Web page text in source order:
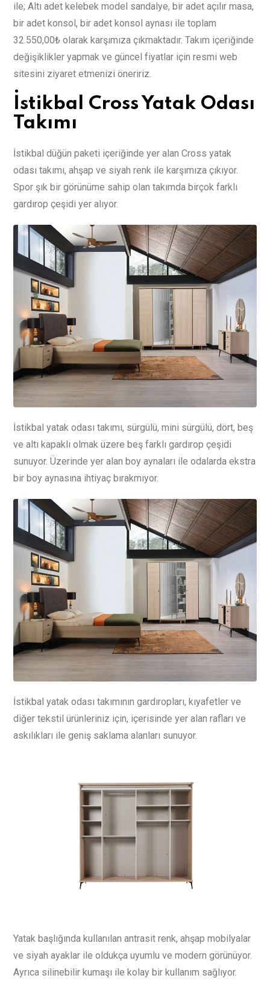
ile; Altı adet kelebek model sandalye, bir adet açılır masa,
bir adet konsol, bir adet konsol aynası ile toplam
32.550,00₺ olarak karşımıza çıkmaktadır. Takım içeriğinde
değişiklikler yapmak ve güncel fiyatlar için resmi web
sitesini ziyaret etmenizi öneririz.
İstikbal Cross Yatak Odası
Takımı
İstikbal düğün paketi içeriğinde yer alan Cross yatak
odası takımı, ahşap ve siyah renk ile karşımıza çıkıyor.
Spor şık bir görünüme sahip olan takımda birçok farklı
gardırop çeşidi yer alıyor.
İstikbal yatak odası takımı, sürgülü, mini sürgülü, dört, beş
ve altı kapaklı olmak üzere beş farklı gardırop çeşidi
sunuyor. Üzerinde yer alan boy aynaları ile odalarda ekstra
bir boy aynasına ihtiyaç bırakmıyor.
İstikbal yatak odası takımının gardıropları, kıyafetler ve
diğer tekstil ürünleriniz için, içerisinde yer alan rafları ve
askılıkları ile geniş saklama alanları sunuyor.
Yatak başlığında kullanılan antrasit renk, ahşap mobilyalar
ve siyah ayaklar ile oldukça uyumlu ve modern görünüyor.
Ayrıca silinebilir kumaşı ile kolay bir kullanım sağlıyor.